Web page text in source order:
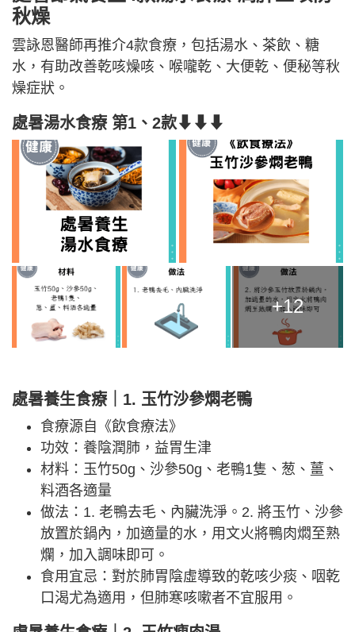
秋燥
雲詠恩醫師再推介4款食療，包括湯水、茶飲、糖
水，有助改善乾咳燥咳、喉嚨乾、大便乾、便秘等秋
燥症狀。
處暑湯水食療 第1、2款⬇⬇⬇
+12
處暑養生食療｜1. 玉竹沙參燜老鴨
食療源自《飲食療法》
功效：養陰潤肺，益胃生津
材料：玉竹50g、沙參50g、老鴨1隻、葱、薑、
料酒各適量
做法：1. 老鴨去毛、內臟洗淨。2. 將玉竹、沙參
放置於鍋內，加適量的水，用文火將鴨肉燜至熟
爛，加入調味即可。
食用宜忌：對於肺胃陰虛導致的乾咳少痰、咽乾
口渴尤為適用，但肺寒咳嗽者不宜服用。